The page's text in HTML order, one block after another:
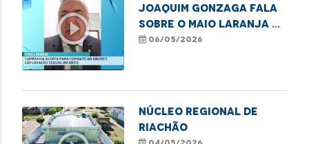
play_circle_outline
Joaquim Gonzaga fala
sobre o Maio Laranja e
o combate ao abuso
06/05/2026
NÚCLEO REGIONAL DE
RIACHÃO